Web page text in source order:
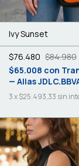
Ivy Sunset
$76.480 $84.980
$65.008 con
— Alias
3x$25.493,33 sin